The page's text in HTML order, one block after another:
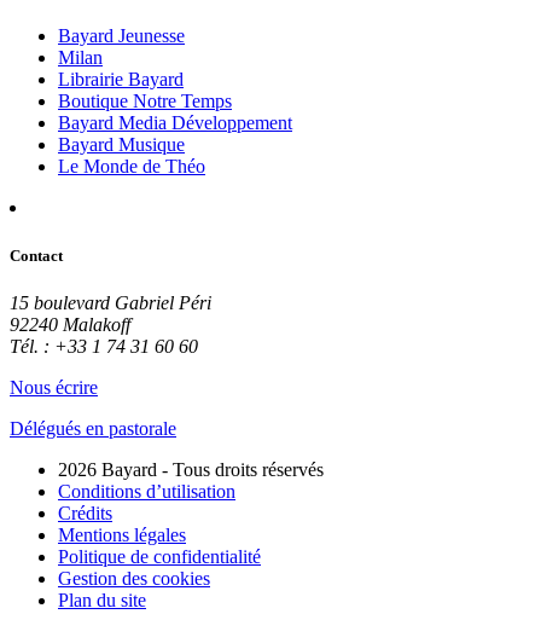
Bayard Jeunesse
Milan
Librairie Bayard
Boutique Notre Temps
Bayard Media Développement
Bayard Musique
Le Monde de Théo
Contact
15 boulevard Gabriel Péri
92240 Malakoff
Tél. : +33 1 74 31 60 60
Nous écrire
Délégués en pastorale
2026 Bayard - Tous droits réservés
Conditions d’utilisation
Crédits
Mentions légales
Politique de confidentialité
Gestion des cookies
Plan du site